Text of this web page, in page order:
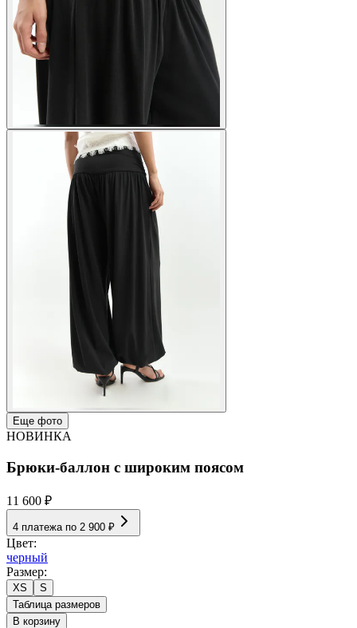
Еще фото
НОВИНКА
Брюки-баллон с широким поясом
11 600 ₽
4 платежа по 2 900 ₽
Цвет:
черный
Размер:
XS
S
Таблица размеров
В корзину